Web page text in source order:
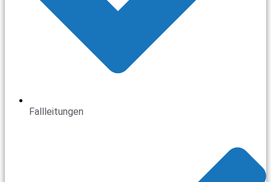
Fallleitungen